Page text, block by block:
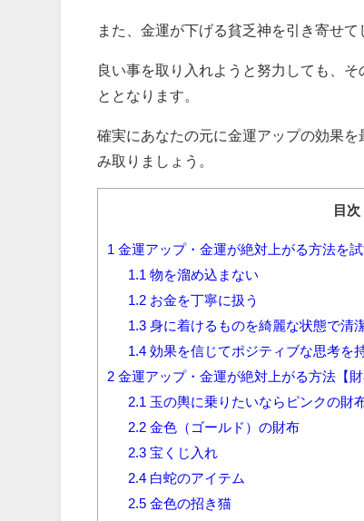
また、金運が下げる貧乏神を引き寄せ
良い事を取り入れようと努力しても、
ととなります。
確実にあなたの元に金運アップの効果
み取りましょう。
目次
1 金運アップ・金運が絶対上がる方法を
1.1 物を溜め込まない
1.2 お金を丁寧に扱う
1.3 身に着けるものを綺麗な状態で清
1.4 効果を信じてポジティブな思考を
2 金運アップ・金運が絶対上がる方法【財
2.1 玉の輿に乗りたいならピンクの財
2.2 金色（ゴールド）の財布
2.3 宝くじ入れ
2.4 白蛇のアイテム
2.5 金色の招き猫